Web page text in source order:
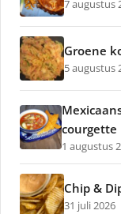
7 augustus
Groene
5 augustus
courgette
1 augustus
Chip &
31 juli 2026